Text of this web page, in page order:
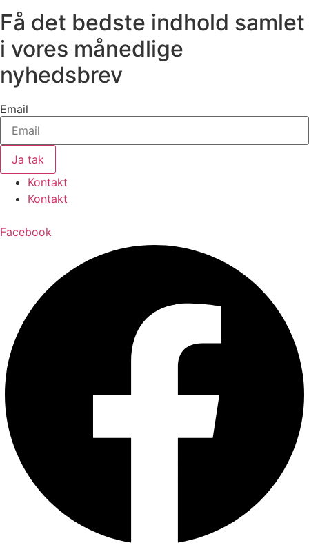
Få det bedste indhold samlet
i vores månedlige
nyhedsbrev
Email
Ja tak
Kontakt
Kontakt
Facebook